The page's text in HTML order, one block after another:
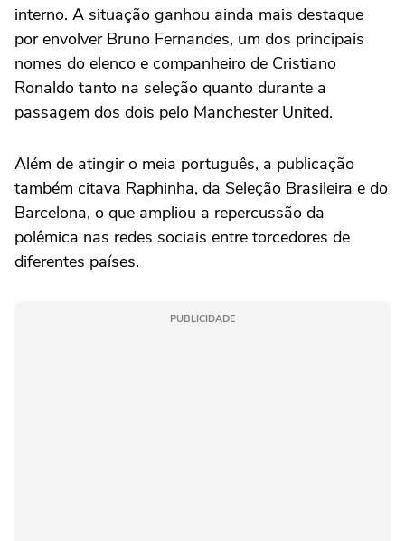
interno. A situação ganhou ainda mais destaque
por envolver Bruno Fernandes, um dos principais
nomes do elenco e companheiro de Cristiano
Ronaldo tanto na seleção quanto durante a
passagem dos dois pelo Manchester United.
Além de atingir o meia português, a publicação
também citava Raphinha, da Seleção Brasileira e do
Barcelona, o que ampliou a repercussão da
polêmica nas redes sociais entre torcedores de
diferentes países.
PUBLICIDADE